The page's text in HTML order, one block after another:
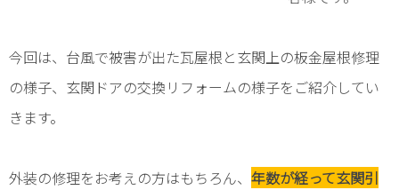
今回は、台風で被害が出た瓦屋根と玄関上の板金屋根修理
の様子、玄関ドアの交換リフォームの様子をご紹介してい
きます。
外装の修理をお考えの方はもちろん、 年数が経って玄関引
給湯器
外構・小屋